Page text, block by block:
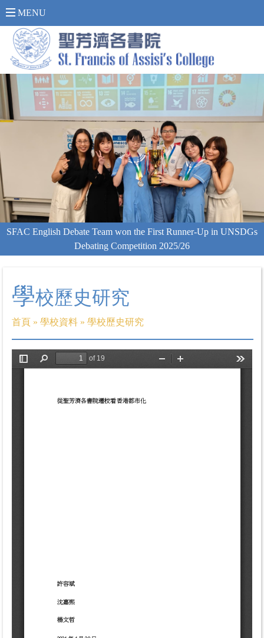
MENU
SFAC English Debate Team won the First Runner-Up in UNSDGs
Debating Competition 2025/26
學校歷史研究
首頁 » 學校資料 » 學校歷史研究